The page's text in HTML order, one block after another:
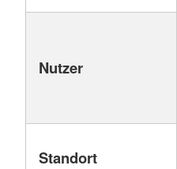
Nutzer
Standort